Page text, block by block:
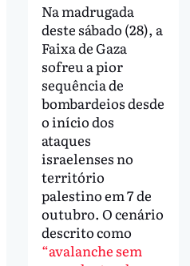
Na madrugada
deste sábado (28), a
Faixa de Gaza
sofreu a pior
sequência de
bombardeios desde
o início dos
ataques
israelenses no
território
palestino em 7 de
outubro. O cenário
descrito como
“avalanche sem